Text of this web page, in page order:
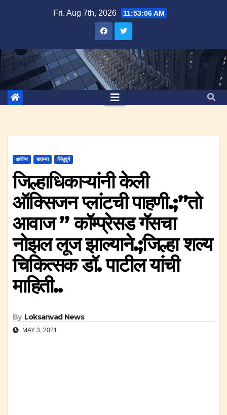
Fri. Aug 7th, 2026 11:53:06 AM
आरोग्य बातम्या सिंधुदुर्ग
जिल्हाधिकाऱ्यांनी केली
ऑक्सिजन प्लांटची पाहणी.;”तो
आवाज ” कॉम्प्रेसड गॅसचा
नोझल लूज झाल्याने.;जिल्हा शल्य
चिकित्सक डॉ. पाटील यांची
माहिती..
By Loksanvad News
MAY 3, 2021